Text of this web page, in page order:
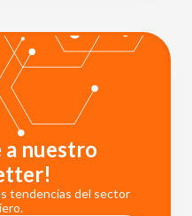
a nuestro
tendencias del sector